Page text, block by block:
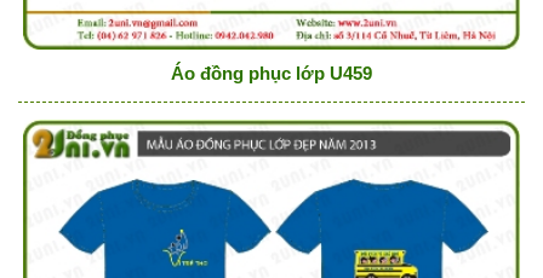
Áo đồng phục lớp U459